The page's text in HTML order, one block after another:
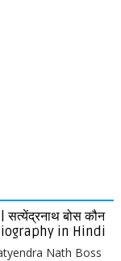
सत्येंद्रनाथ बोस कौन
in Hindi
Nath Boss